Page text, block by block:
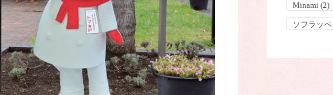
Minami (2)
ソフラッペ